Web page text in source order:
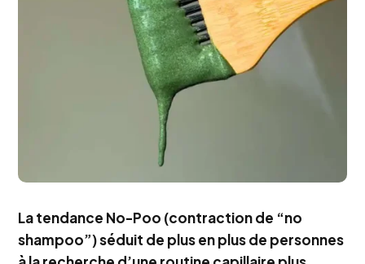
La tendance No-Poo (contraction de “no
shampoo”) séduit de plus en plus de personnes